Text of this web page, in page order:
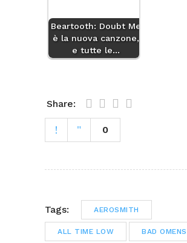
Beartooth: Doubt Me
è la nuova canzone,
e tutte le…
Share:
0
Tags: AEROSMITH
ALL TIME LOW BAD OMENS